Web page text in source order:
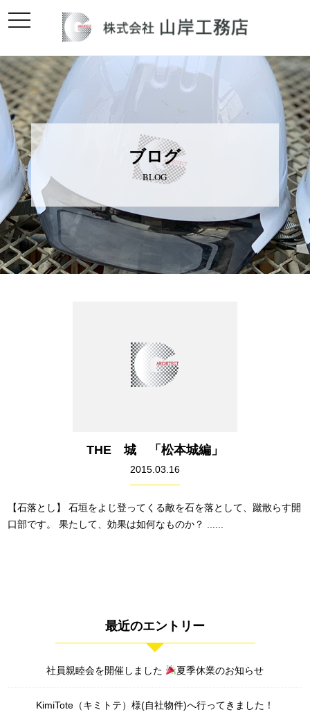
toggle
navigation
ブログ
BLOG
THE 城 「松本城編」
2015.03.16
【石落とし】 石垣をよじ登ってくる敵を石を落として、蹴散らす開
口部です。 果たして、効果は如何なものか？ ......
最近のエントリー
社員親睦会を開催しました 夏季休業のお知らせ
KimiTote（キミトテ）様(自社物件)へ行ってきました！